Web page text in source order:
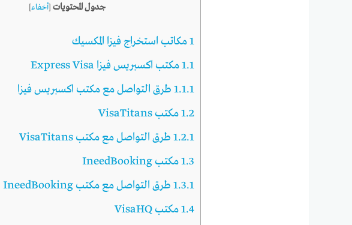
جدول المحتويات [أخفاء]
1مكاتب استخراج فيزا المكسيك
1.1مكتب اكسبريس فيزا Express Visa
1.1.1طرق التواصل مع مكتب اكسبريس فيزا
1.2مكتب VisaTitans
1.2.1طرق التواصل مع مكتب VisaTitans
1.3مكتب IneedBooking
1.3.1طرق التواصل مع مكتب IneedBooking
1.4مكتب VisaHQ